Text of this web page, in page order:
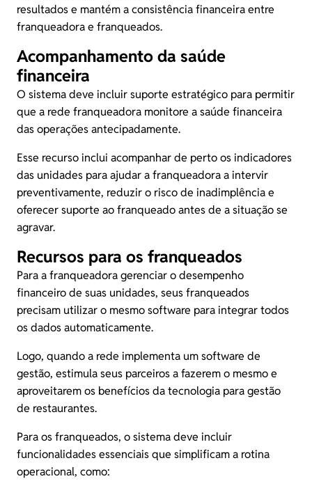
resultados e mantém a consistência financeira entre
franqueadora e franqueados.
Acompanhamento da saúde
financeira
O sistema deve incluir suporte estratégico para permitir
que a rede franqueadora monitore a saúde financeira
das operações antecipadamente.
Esse recurso inclui acompanhar de perto os indicadores
das unidades para ajudar a franqueadora a intervir
preventivamente, reduzir o risco de inadimplência e
oferecer suporte ao franqueado antes de a situação se
agravar.
Recursos para os franqueados
Para a franqueadora gerenciar o desempenho
financeiro de suas unidades, seus franqueados
precisam utilizar o mesmo software para integrar todos
os dados automaticamente.
Logo, quando a rede implementa umsoftware de
gestão, estimula seus parceiros a fazerem o mesmo e
aproveitarem os benefícios da tecnologia para gestão
de restaurantes.
Para os franqueados, o sistema deve incluir
funcionalidades essenciais que simplificam a rotina
operacional, como: